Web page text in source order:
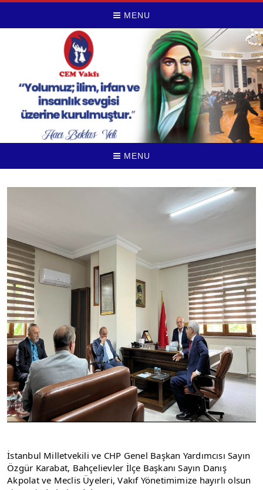
MENU
MENU
İstanbul Milletvekili ve CHP Genel Başkan Yardımcısı Sayın
Özgür Karabat, Bahçelievler İlçe Başkanı Sayın Danış
Akpolat ve Meclis Üyeleri, Vakıf Yönetimimize hayırlı olsun